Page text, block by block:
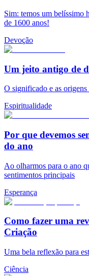
Sim: temos um belíssimo
de 1600 anos!
Devoção
Um jeito antigo de
O significado e as
Espiritualidade
Por que devemos
do ano
Ao olharmos para o ano
sentimentos principais
Esperança
Como fazer uma
Criação
Uma bela reflexão para
Ciência